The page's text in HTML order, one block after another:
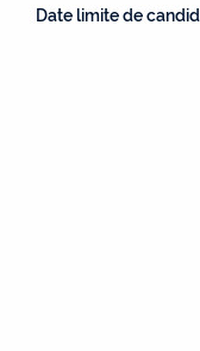
Date limite de